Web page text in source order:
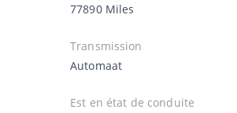
77890 Miles
Transmission
Automaat
Est en état de conduite